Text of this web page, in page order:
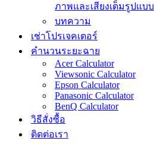
ภาพและเสียงเต็มรูปแบบ
บทความ
เช่าโปรเจคเตอร์
คำนวนระยะฉาย
Acer Calculator
Viewsonic Calculator
Epson Calculator
Panasonic Calculator
BenQ Calculator
วิธีสั่งซื้อ
ติดต่อเรา